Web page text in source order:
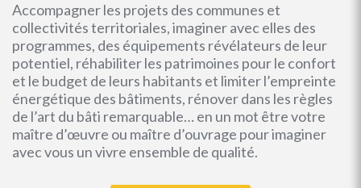
Accompagner les projets des communes et
collectivités territoriales, imaginer avec elles des
programmes, des équipements révélateurs de leur
potentiel, réhabiliter les patrimoines pour le confort
et le budget de leurs habitants et limiter l’empreinte
énergétique des bâtiments, rénover dans les règles
de l’art du bâti remarquable… en un mot être votre
maître d’œuvre ou maître d’ouvrage pour imaginer
avec vous un vivre ensemble de qualité.